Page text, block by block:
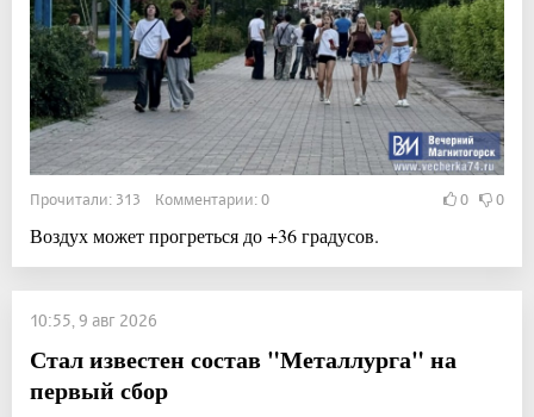
Прочитали: 313 Комментарии: 0 0 0
Воздух может прогреться до +36 градусов.
10:55, 9 авг 2026
Стал известен состав "Металлурга" на
первый сбор